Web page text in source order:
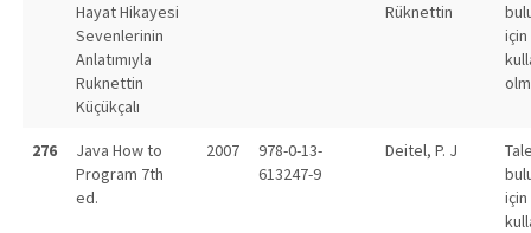
Hayat Hikayesi
Sevenlerinin
Anlatımıyla
Ruknettin
Küçükçalı
Rüknettin
için
276
Java How to
Program 7th
ed.
2007
978-0-13-
613247-9
Deitel, P. J
için